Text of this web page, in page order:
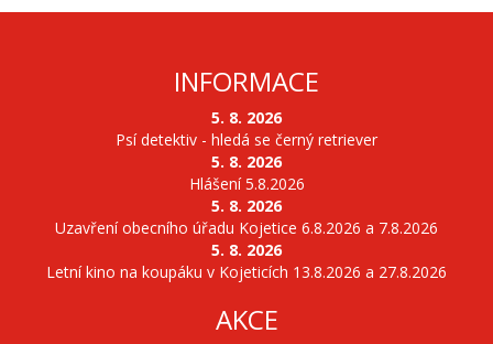
INFORMACE
5. 8. 2026
Psí detektiv - hledá se černý retriever
5. 8. 2026
Hlášení 5.8.2026
5. 8. 2026
Uzavření obecního úřadu Kojetice 6.8.2026 a 7.8.2026
5. 8. 2026
Letní kino na koupáku v Kojeticích 13.8.2026 a 27.8.2026
AKCE